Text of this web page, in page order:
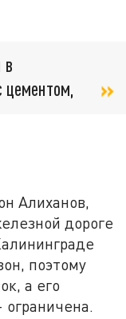
в
цементом,
Алиханов,
дороге
поэтому
а его